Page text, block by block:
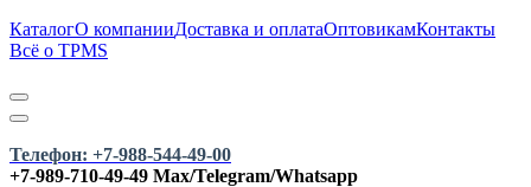
КаталогО компанииДоставка и оплатаОптовикамКонтакты
Всё о TPMS
Телефон: +7-988-544-49-00
+7-989-710-49-49 Max/Telegram/Whatsapp